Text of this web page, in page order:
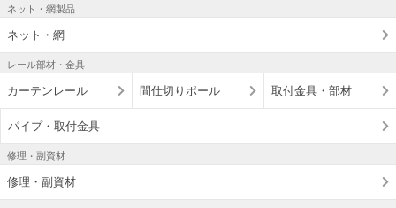
ネット・網製品
ネット・網
レール部材・金具
カーテンレール 間仕切りポール 取付金具・部材
パイプ・取付金具
修理・副資材
修理・副資材